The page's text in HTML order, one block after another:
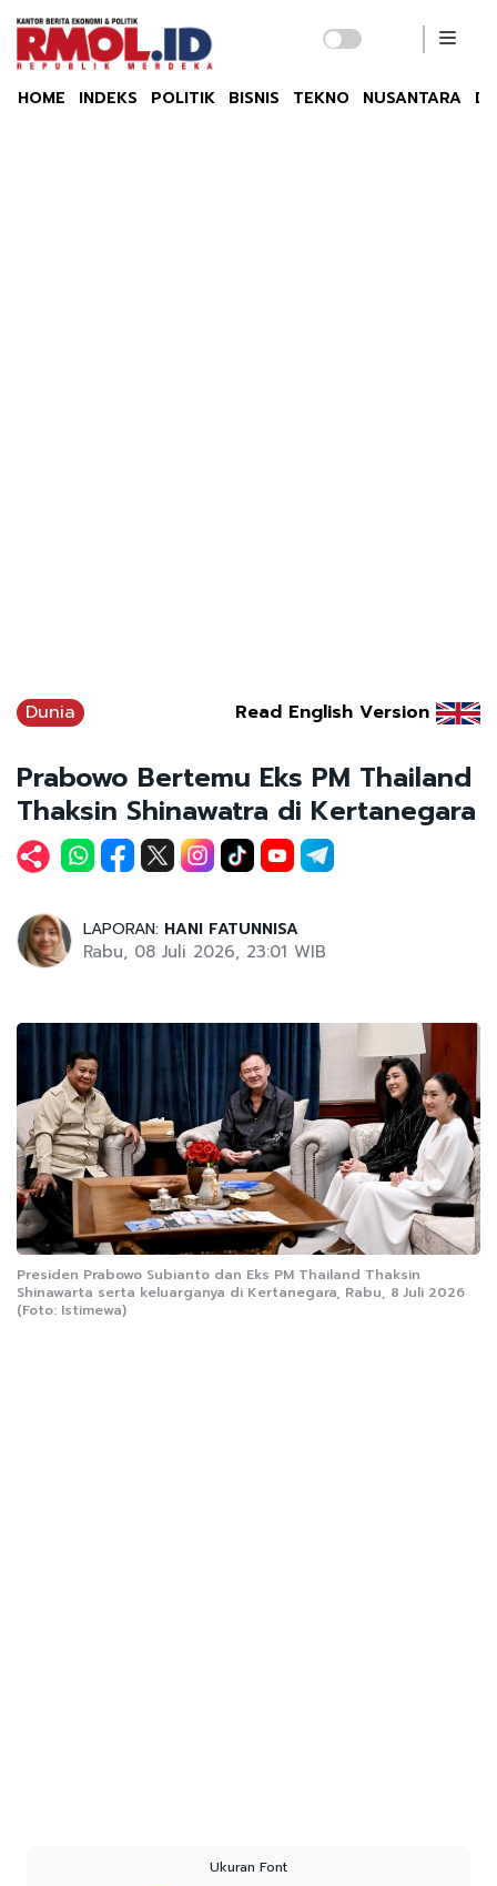
HOME INDEKS POLITIK BISNIS TEKNO NUSANTARA
Dunia Read English Version
Prabowo Bertemu Eks PM Thailand
Thaksin Shinawatra di Kertanegara
LAPORAN: HANI FATUNNISA
Rabu, 08 Juli 2026, 23:01 WIB
Presiden Prabowo Subianto dan Eks PM Thailand Thaksin
Shinawarta serta keluarganya di Kertanegara, Rabu, 8 Juli 2026
(Foto: Istimewa)
Ukuran Font